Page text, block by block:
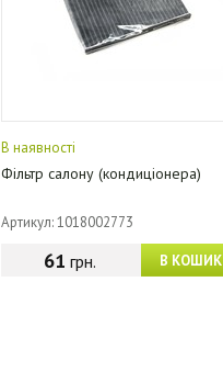
В наявності
Фільтр салону (кондиціонера)
Артикул: 1018002773
В КОШИК
61 грн.